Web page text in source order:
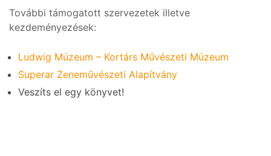
További támogatott szervezetek illetve
kezdeményezések:
Ludwig Múzeum – Kortárs Művészeti Múzeum
Superar Zeneművészeti Alapítvány
Veszíts el egy könyvet!